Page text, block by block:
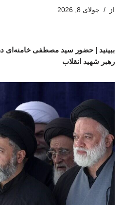
از جولای 8, 2026
ببینید | حضور سید مصطفی خامنه‌ای
رهبر شهید انقلاب